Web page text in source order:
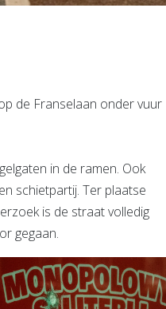
de Franselaan onder vuur
in de ramen. Ook
schietpartij. Ter plaatse
is de straat volledig
gegaan.